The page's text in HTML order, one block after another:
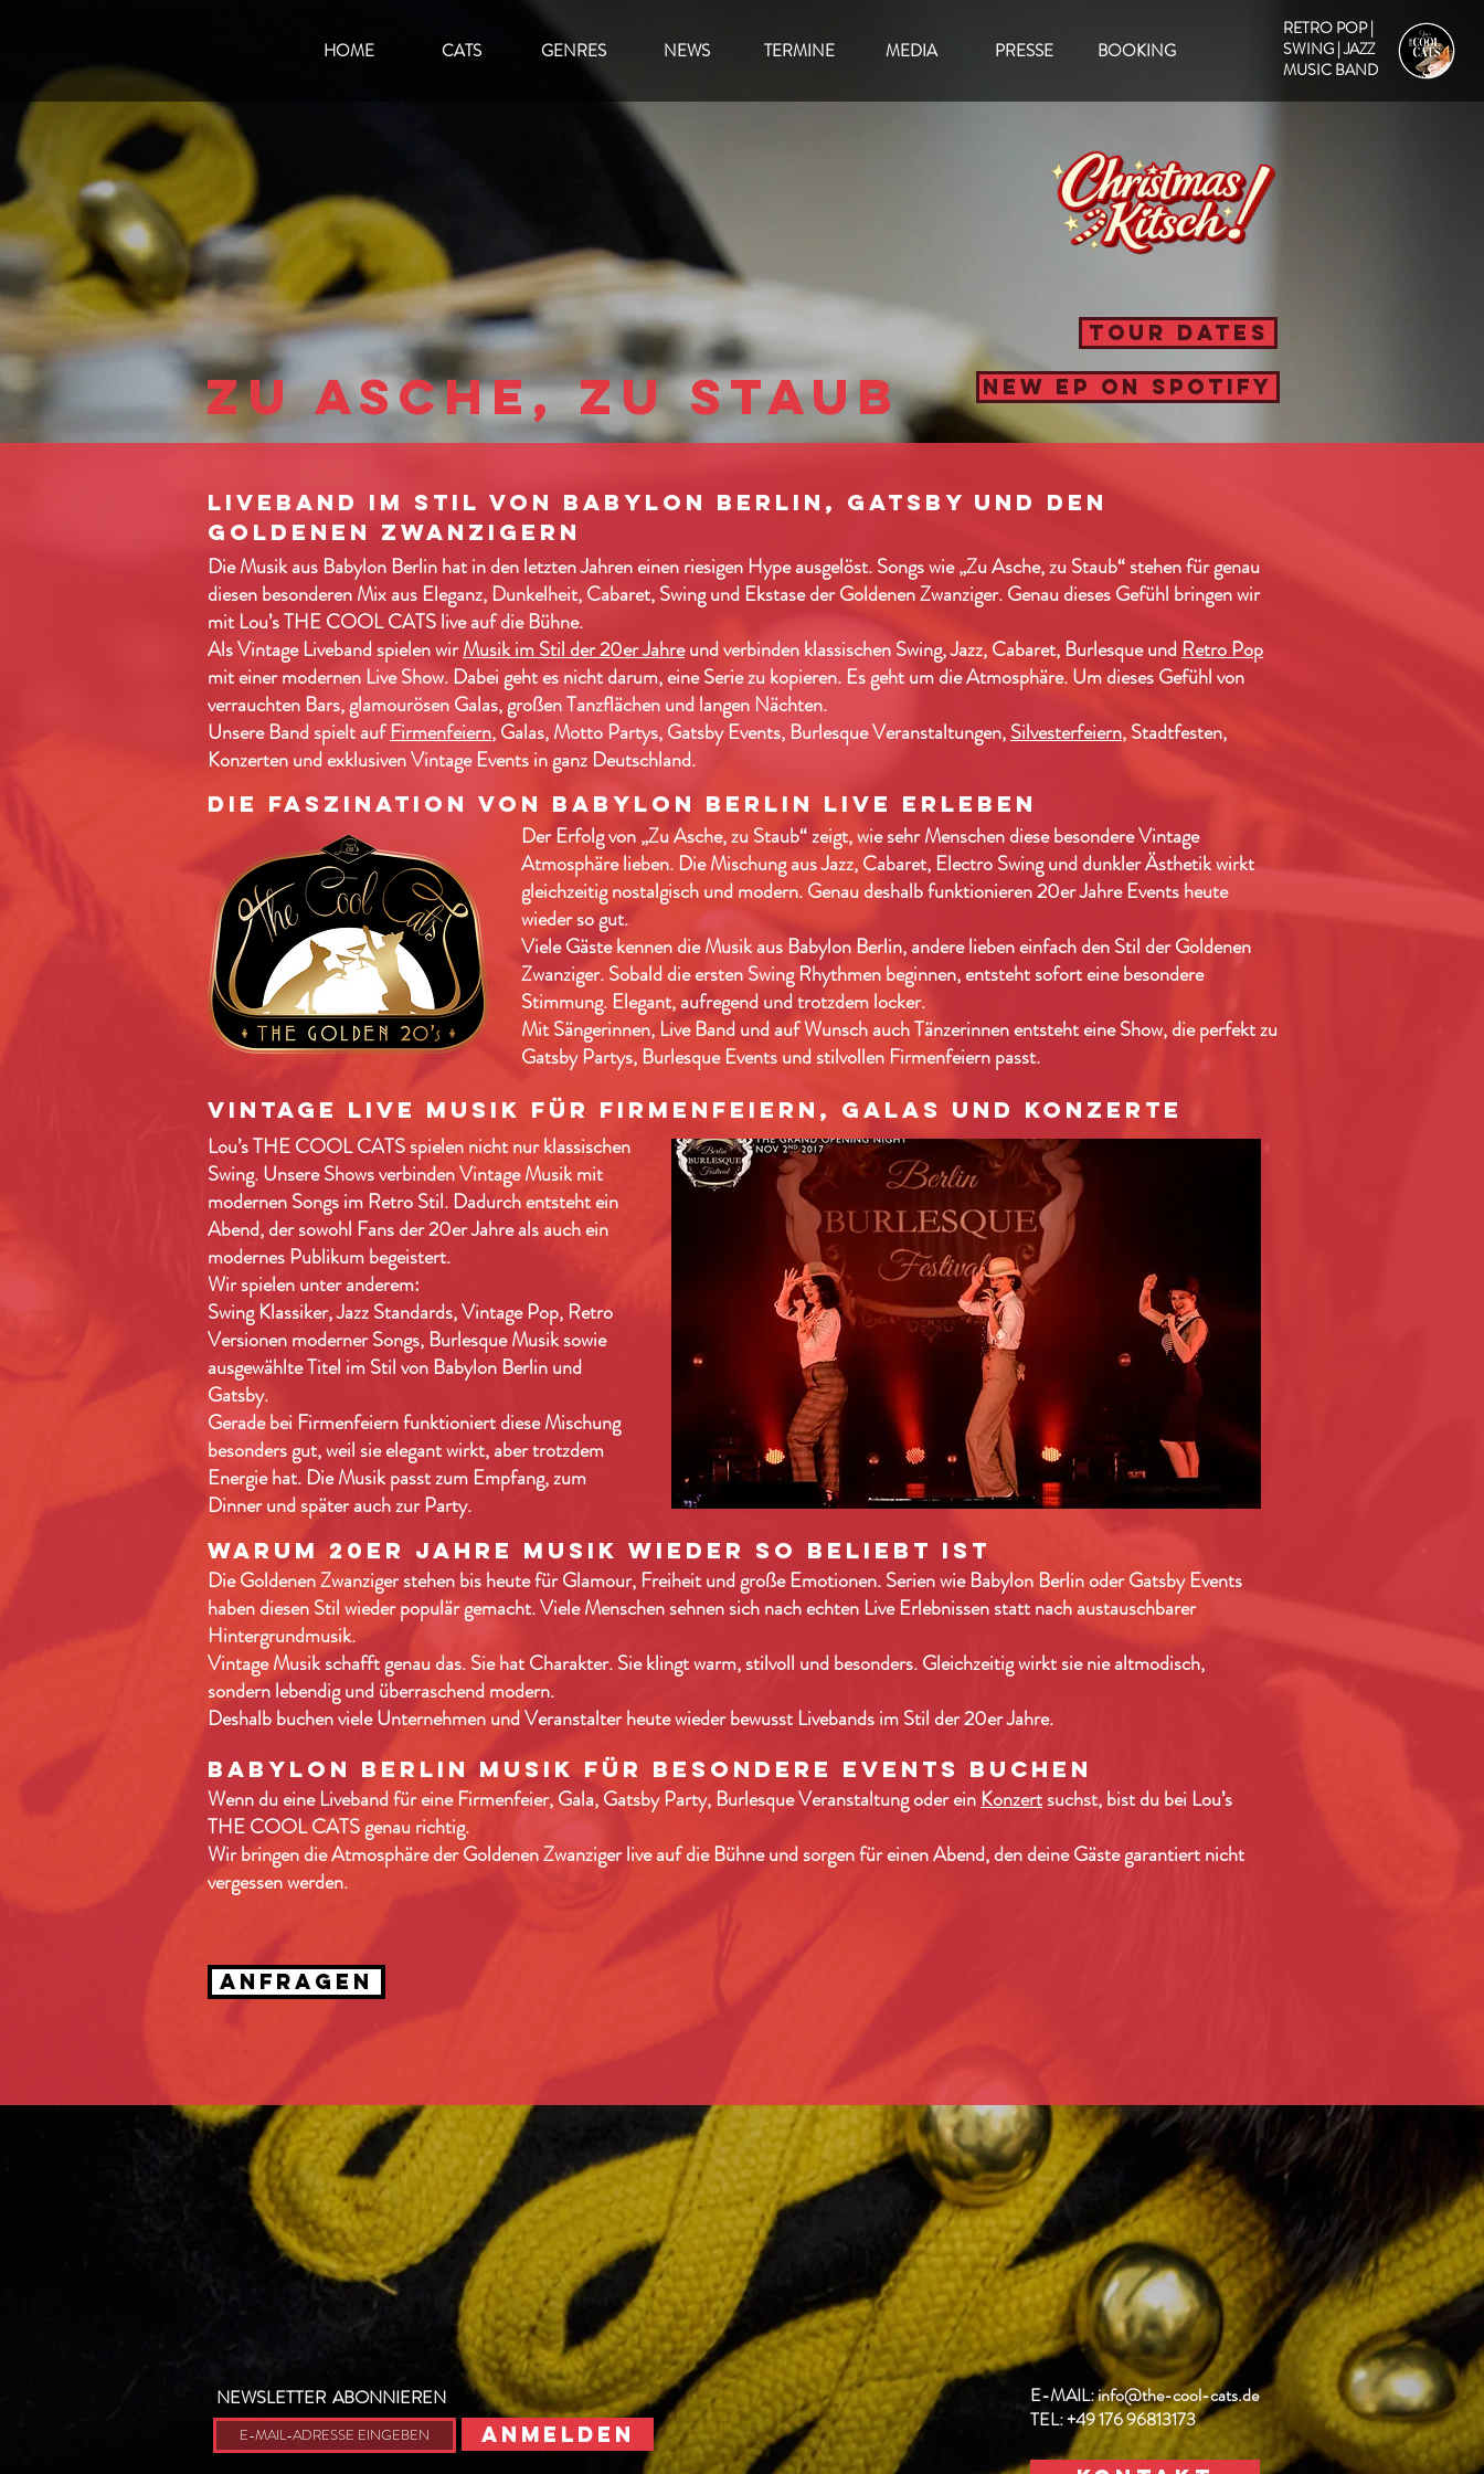
HOME CATS GENRES NEWS TERMINE MEDIA PRESSE BOOKING
RETRO POP |
SWING | JAZZ
MUSIC BAND
TOUR DATES
Zu Asche, Zu Staub NEW EP ON SPOTIFY
Liveband im Stil von Babylon Berlin, Gatsby und den
Goldenen Zwanzigern
Die Musik aus Babylon Berlin hat in den letzten Jahren einen riesigen Hype ausgelöst. Songs wie „Zu Asche, zu Staub“ stehen für genau
diesen besonderen Mix aus Eleganz, Dunkelheit, Cabaret, Swing und Ekstase der Goldenen Zwanziger. Genau dieses Gefühl bringen wir
mit Lou’s THE COOL CATS live auf die Bühne.
Als Vintage Liveband spielen wirMusik im Stil der 20er Jahreund verbinden klassischen Swing, Jazz, Cabaret, Burlesque und Retro Pop
mit einer modernen Live Show. Dabei geht es nicht darum, eine Serie zu kopieren. Es geht um die Atmosphäre. Um dieses Gefühl von
verrauchten Bars, glamourösen Galas, großen Tanzflächen und langen Nächten.
Unsere Band spielt aufFirmenfeiern, Galas, Motto Partys, Gatsby Events, Burlesque Veranstaltungen,Silvesterfeiern, Stadtfesten,
Konzerten und exklusiven Vintage Events in ganz Deutschland.
Die Faszination von Babylon Berlin live erleben
Der Erfolg von „Zu Asche, zu Staub“ zeigt, wie sehr Menschen diese besondere Vintage
Atmosphäre lieben. Die Mischung aus Jazz, Cabaret, Electro Swing und dunkler Ästhetik wirkt
gleichzeitig nostalgisch und modern. Genau deshalb funktionieren 20er Jahre Events heute
wieder so gut.
Viele Gäste kennen die Musik aus Babylon Berlin, andere lieben einfach den Stil der Goldenen
Zwanziger. Sobald die ersten Swing Rhythmen beginnen, entsteht sofort eine besondere
Stimmung. Elegant, aufregend und trotzdem locker.
Mit Sängerinnen, Live Band und auf Wunsch auch Tänzerinnen entsteht eine Show, die perfekt zu
Gatsby Partys, Burlesque Events und stilvollen Firmenfeiern passt.
Vintage Live Musik für Firmenfeiern, Galas und Konzerte
Lou’s THE COOL CATS spielen nicht nur klassischen
Swing. Unsere Shows verbinden Vintage Musik mit
modernen Songs im Retro Stil. Dadurch entsteht ein
Abend, der sowohl Fans der 20er Jahre als auch ein
modernes Publikum begeistert.
Wir spielen unter anderem:
Swing Klassiker, Jazz Standards, Vintage Pop, Retro
Versionen moderner Songs, Burlesque Musik sowie
ausgewählte Titel im Stil von Babylon Berlin und
Gatsby.
Gerade bei Firmenfeiern funktioniert diese Mischung
besonders gut, weil sie elegant wirkt, aber trotzdem
Energie hat. Die Musik passt zum Empfang, zum
Dinner und später auch zur Party.
Warum 20er Jahre Musik wieder so beliebt ist
Die Goldenen Zwanziger stehen bis heute für Glamour, Freiheit und große Emotionen. Serien wie Babylon Berlin oder Gatsby Events
haben diesen Stil wieder populär gemacht. Viele Menschen sehnen sich nach echten Live Erlebnissen statt nach austauschbarer
Hintergrundmusik.
Vintage Musik schafft genau das. Sie hat Charakter. Sie klingt warm, stilvoll und besonders. Gleichzeitig wirkt sie nie altmodisch,
sondern lebendig und überraschend modern.
Deshalb buchen viele Unternehmen und Veranstalter heute wieder bewusst Livebands im Stil der 20er Jahre.
Babylon Berlin Musik für besondere Events buchen
Wenn du eine Liveband für eine Firmenfeier, Gala, Gatsby Party, Burlesque Veranstaltung oder ein Konzertsuchst, bist du bei Lou’s
THE COOL CATS genau richtig.
Wir bringen die Atmosphäre der Goldenen Zwanziger live auf die Bühne und sorgen für einen Abend, den deine Gäste garantiert nicht
vergessen werden.
ANFRAGEN
NEWSLETTER ABONNIEREN
ANMELDEN
E-MAIL:info@the-cool-cats.de
TEL:+49176 96813173